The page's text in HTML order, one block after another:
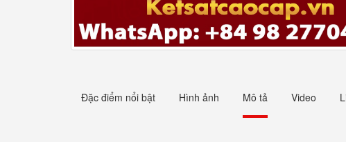
Đặc điểm nổi bật Hình ảnh Mô tả Video